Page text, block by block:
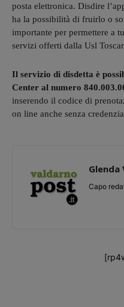
posta elettronica. Disdire
ha la possibilità di fruirlo o
importante per permettere a
servizi offerti dalla Usl
Il servizio di disdetta è
Center al numero
inserendo il codice di
on line anche senza
Capo